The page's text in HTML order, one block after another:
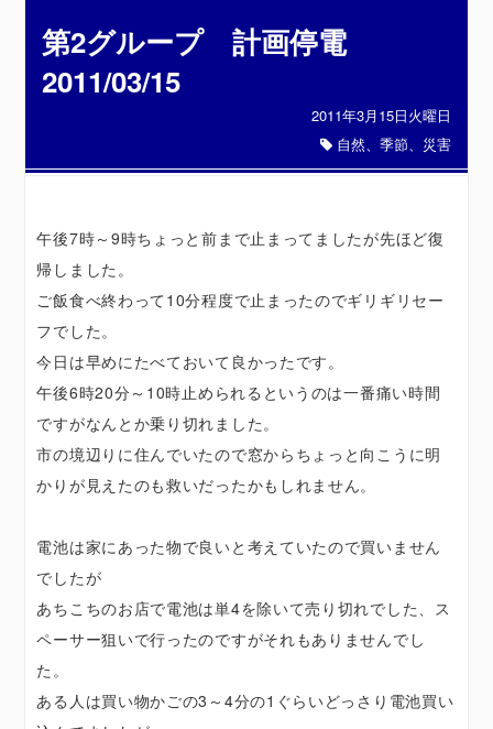
第2グループ 計画停電
2011/03/15
2011年3月15日火曜日
自然、季節、災害
午後7時～9時ちょっと前まで止まってましたが先ほど復
帰しました。
ご飯食べ終わって10分程度で止まったのでギリギリセー
フでした。
今日は早めにたべておいて良かったです。
午後6時20分～10時止められるというのは一番痛い時間
ですがなんとか乗り切れました。
市の境辺りに住んでいたので窓からちょっと向こうに明
かりが見えたのも救いだったかもしれません。
電池は家にあった物で良いと考えていたので買いません
でしたが
あちこちのお店で電池は単4を除いて売り切れでした、ス
ペーサー狙いで行ったのですがそれもありませんでし
た。
ある人は買い物かごの3～4分の1ぐらいどっさり電池買い